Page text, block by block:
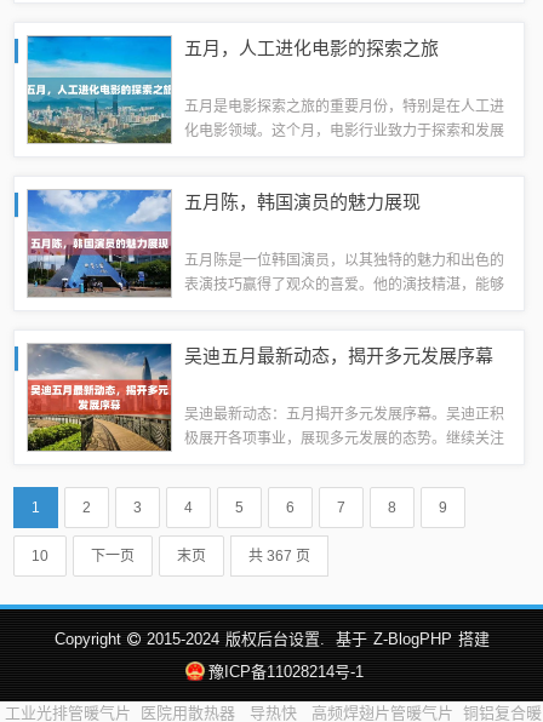
牌等因素而异。广告主们需提前了解并制定相...
五月，人工进化电影的探索之旅
五月是电影探索之旅的重要月份，特别是在人工进
化电影领域。这个月，电影行业致力于探索和发展
带来了前所未有的视觉体验。摘要字数控制在...
五月陈，韩国演员的魅力展现
五月陈是一位韩国演员，以其独特的魅力和出色的
表演技巧赢得了观众的喜爱。他的演技精湛，能够
为观众带来了许多精彩的表演瞬间。五月陈的...
吴迪五月最新动态，揭开多元发展序幕
吴迪最新动态：五月揭开多元发展序幕。吴迪正积
极展开各项事业，展现多元发展的态势。继续关注
期待其未来发展更上一层楼。在音乐领域，吴迪的
最新单曲《XXXX》如春风般温暖人心，其...
1 2 3 4 5 6 7 8 9
10 下一页 末页 共 367 页
Copyright 2015-2024 版权后台设置. 基于 Z-BlogPHP 搭建
豫ICP备11028214号-1
工业光排管暖气片 医院用散热器 导热快 高频焊翅片管暖气片 铜铝复合暖